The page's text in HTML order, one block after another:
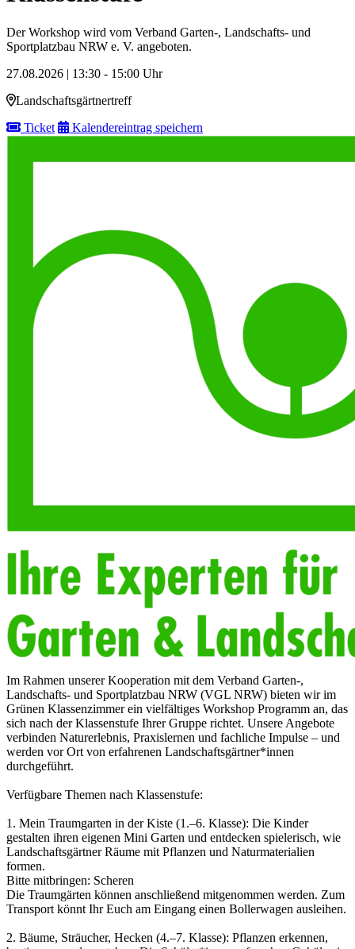
Der Workshop wird vom Verband Garten-, Landschafts- und
Sportplatzbau NRW e. V. angeboten.
27.08.2026 | 13:30 - 15:00 Uhr
Landschaftsgärtnertreff
Ticket
Kalendereintrag speichern
Im Rahmen unserer Kooperation mit dem Verband Garten-,
Landschafts- und Sportplatzbau NRW (VGL NRW) bieten wir im
Grünen Klassenzimmer ein vielfältiges Workshop Programm an, das
sich nach der Klassenstufe Ihrer Gruppe richtet. Unsere Angebote
verbinden Naturerlebnis, Praxislernen und fachliche Impulse – und
werden vor Ort von erfahrenen Landschaftsgärtner*innen
durchgeführt.
Verfügbare Themen nach Klassenstufe:
1. Mein Traumgarten in der Kiste (1.–6. Klasse): Die Kinder
gestalten ihren eigenen Mini Garten und entdecken spielerisch, wie
Landschaftsgärtner Räume mit Pflanzen und Naturmaterialien
formen.
Bitte mitbringen: Scheren
Die Traumgärten können anschließend mitgenommen werden. Zum
Transport könnt Ihr Euch am Eingang einen Bollerwagen ausleihen.
2. Bäume, Sträucher, Hecken (4.–7. Klasse): Pflanzen erkennen,